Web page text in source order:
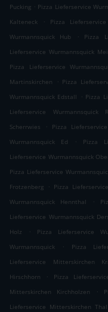
Pucking . Pizza Lieferservice
Kalteneck
. Pizza
Wurmannsquick Hub
. Pizza
Lieferservice Wurmannsquick
Pizza Lieferservice
Martinskirchen
. Pizza
Wurmannsquick Edstall
. Pizza
Lieferservice Wurmannsquick
Scherrwies
. Pizza
Wurmannsquick Ed
. Pizza
Lieferservice Wurmannsquick
Pizza Lieferservice
Frotzenberg
. Pizza
Wurmannsquick Hennthal
.
Lieferservice Wurmannsquick
Holz
. Pizza Lieferservice
Wurmannsquick
. Pizza
Lieferservice Mitterskirchen
Hirschhorn
. Pizza
Mitterskirchen Kirchholzen
.
Lieferservice Mitterskirchen Thal